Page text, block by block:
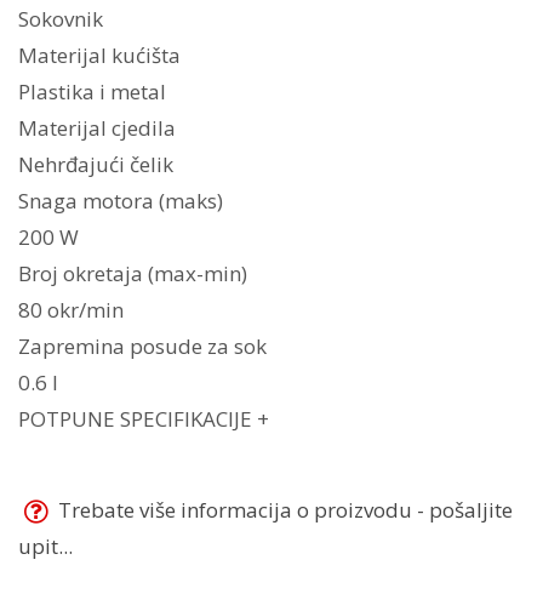
Sokovnik
Materijal kućišta
Plastika i metal
Materijal cjedila
Nehrđajući čelik
Snaga motora (maks)
200 W
Broj okretaja (max-min)
80 okr/min
Zapremina posude za sok
0.6 l
POTPUNE SPECIFIKACIJE +
Trebate više informacija o proizvodu - pošaljite
upit...